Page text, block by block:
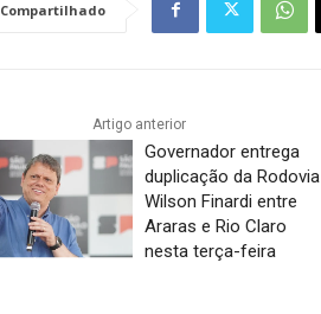
Compartilhado
Artigo anterior
Governador entrega
duplicação da Rodovia
Wilson Finardi entre
Araras e Rio Claro
nesta terça-feira